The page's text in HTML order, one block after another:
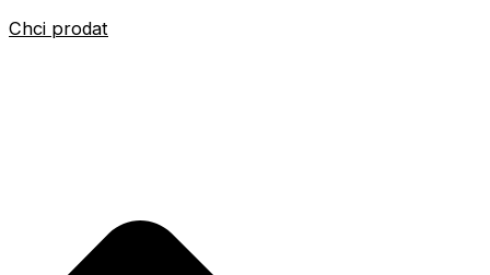
Chci prodat